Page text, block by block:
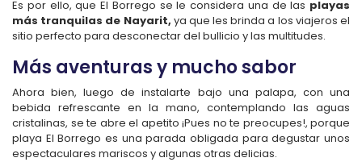
Es por ello, que El Borrego se le considera una de las playas
más tranquilas de Nayarit, ya que les brinda a los viajeros el
sitio perfecto para desconectar del bullicio y las multitudes.
Más aventuras y mucho sabor
Ahora bien, luego de instalarte bajo una palapa, con una
bebida refrescante en la mano, contemplando las aguas
cristalinas, se te abre el apetito ¡Pues no te preocupes!, porque
playa El Borrego es una parada obligada para degustar unos
espectaculares mariscos y algunas otras delicias.